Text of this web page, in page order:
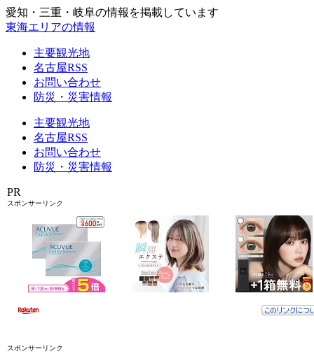
愛知・三重・岐阜の情報を掲載しています
東海エリアの情報
主要観光地
名古屋RSS
お問い合わせ
防災・災害情報
主要観光地
名古屋RSS
お問い合わせ
防災・災害情報
PR
スポンサーリンク
スポンサーリンク